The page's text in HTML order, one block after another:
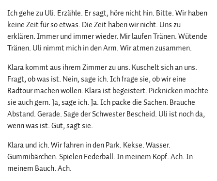
Ich gehe zu Uli. Erzähle. Er sagt, höre nicht hin. Bitte. Wir haben
keine Zeit für so etwas. Die Zeit haben wir nicht. Uns zu
erklären. Immer und immer wieder. Mir laufen Tränen. Wütende
Tränen. Uli nimmt mich in den Arm. Wir atmen zusammen.
Klara kommt aus ihrem Zimmer zu uns. Kuschelt sich an uns.
Fragt, ob was ist. Nein, sage ich. Ich frage sie, ob wir eine
Radtour machen wollen. Klara ist begeistert. Picknicken möchte
sie auch gern. Ja, sage ich. Ja. Ich packe die Sachen. Brauche
Abstand. Gerade. Sage der Schwester Bescheid. Uli ist noch da,
wenn was ist. Gut, sagt sie.
Klara und ich. Wir fahren in den Park. Kekse. Wasser.
Gummibärchen. Spielen Federball. In meinem Kopf. Ach. In
meinem Bauch. Ach.